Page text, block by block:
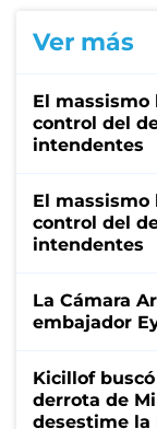
Ver más
El
control del
intendentes
El
control del
intendentes
La Cámara
embajador
Kicillof
derrota de
desestime la